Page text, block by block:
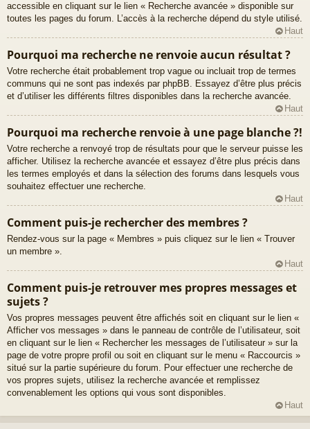
accessible en cliquant sur le lien « Recherche avancée » disponible sur
toutes les pages du forum. L’accès à la recherche dépend du style utilisé.
Haut
Pourquoi ma recherche ne renvoie aucun résultat ?
Votre recherche était probablement trop vague ou incluait trop de termes
communs qui ne sont pas indexés par phpBB. Essayez d’être plus précis
et d’utiliser les différents filtres disponibles dans la recherche avancée.
Haut
Pourquoi ma recherche renvoie à une page blanche ?!
Votre recherche a renvoyé trop de résultats pour que le serveur puisse les
afficher. Utilisez la recherche avancée et essayez d’être plus précis dans
les termes employés et dans la sélection des forums dans lesquels vous
souhaitez effectuer une recherche.
Haut
Comment puis-je rechercher des membres ?
Rendez-vous sur la page « Membres » puis cliquez sur le lien « Trouver
un membre ».
Haut
Comment puis-je retrouver mes propres messages et
sujets ?
Vos propres messages peuvent être affichés soit en cliquant sur le lien «
Afficher vos messages » dans le panneau de contrôle de l’utilisateur, soit
en cliquant sur le lien « Rechercher les messages de l’utilisateur » sur la
page de votre propre profil ou soit en cliquant sur le menu « Raccourcis »
situé sur la partie supérieure du forum. Pour effectuer une recherche de
vos propres sujets, utilisez la recherche avancée et remplissez
convenablement les options qui vous sont disponibles.
Haut